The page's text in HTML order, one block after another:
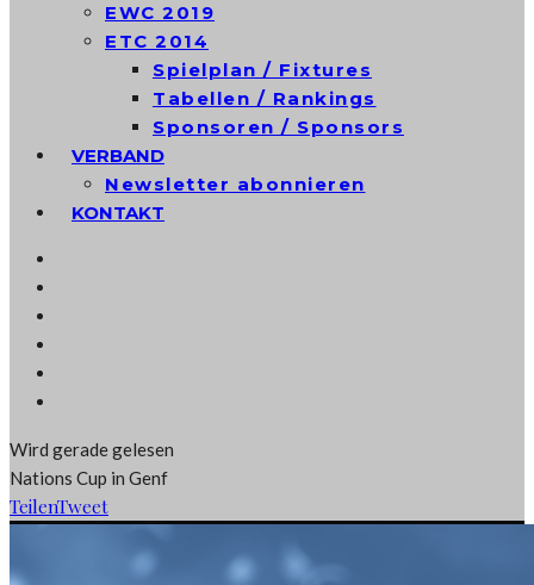
EWC 2019
ETC 2014
Spielplan / Fixtures
Tabellen / Rankings
Sponsoren / Sponsors
VERBAND
Newsletter abonnieren
KONTAKT
Wird gerade gelesen
Nations Cup in Genf
TeilenTweet